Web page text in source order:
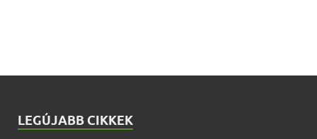
LEGÚJABB CIKKEK